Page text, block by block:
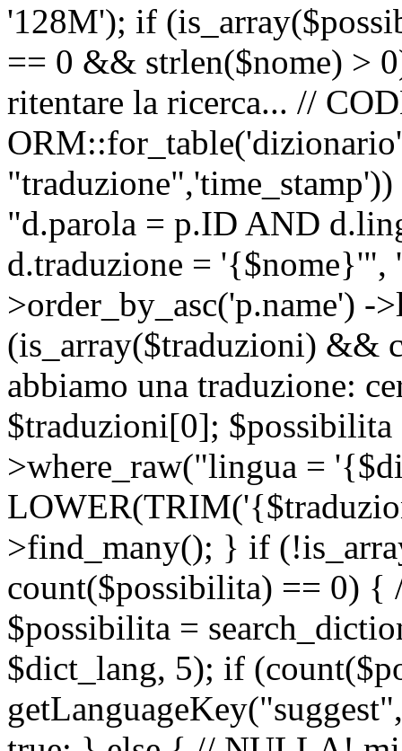
'128M'); if
== 0 && strlen($nome) >
ritentare la ricerca... //
"d.parola = p.ID AND
d.traduzione = '{$nome}'",
>order_by_asc('p.name')
(is_array($traduzioni) &&
abbiamo una traduzione:
$traduzioni[0];
>where_raw("lingua =
>find_many(); } if
count($possibilita) == 0) {
$possibilita =
$dict_lang, 5); if